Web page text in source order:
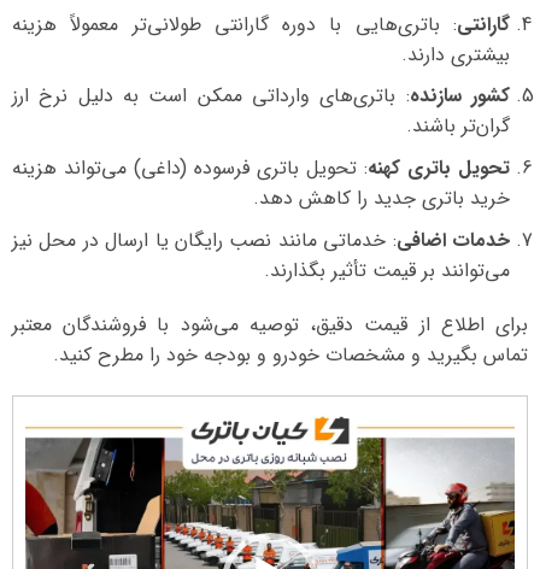
گارانتی: باتری‌هایی با دوره گارانتی طولانی‌تر معمولاً هزینه
بیشتری دارند.
کشور سازنده: باتری‌های وارداتی ممکن است به دلیل نرخ ارز
گران‌تر باشند.
تحویل باتری کهنه: تحویل باتری فرسوده (داغی) می‌تواند هزینه
خرید باتری جدید را کاهش دهد.
خدمات اضافی: خدماتی مانند نصب رایگان یا ارسال در محل نیز
می‌توانند بر قیمت تأثیر بگذارند.
برای اطلاع از قیمت دقیق، توصیه می‌شود با فروشندگان معتبر
تماس بگیرید و مشخصات خودرو و بودجه خود را مطرح کنید.
ویدیو